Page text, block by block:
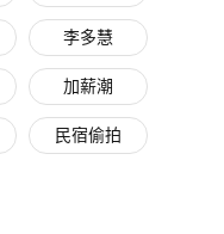
李多慧
加薪潮
民宿偷拍